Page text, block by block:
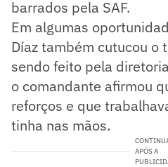
barrados pela SAF.
Em algumas
Díaz também cutucou o
sendo feito pela
o comandante afirmou
reforços e que
tinha nas mãos.
APÓS A